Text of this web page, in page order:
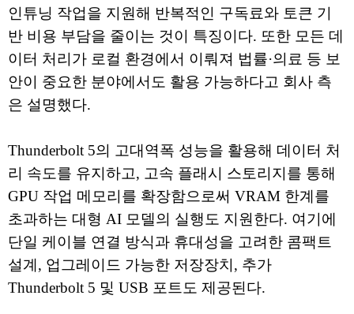
인튜닝 작업을 지원해 반복적인 구독료와 토큰 기
반 비용 부담을 줄이는 것이 특징이다. 또한 모든 데
이터 처리가 로컬 환경에서 이뤄져 법률·의료 등 보
안이 중요한 분야에서도 활용 가능하다고 회사 측
은 설명했다.
Thunderbolt 5의 고대역폭 성능을 활용해 데이터 처
리 속도를 유지하고, 고속 플래시 스토리지를 통해
GPU 작업 메모리를 확장함으로써 VRAM 한계를
초과하는 대형 AI 모델의 실행도 지원한다. 여기에
단일 케이블 연결 방식과 휴대성을 고려한 콤팩트
설계, 업그레이드 가능한 저장장치, 추가
Thunderbolt 5 및 USB 포트도 제공된다.